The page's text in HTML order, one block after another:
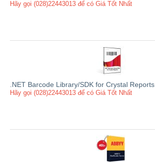
Hãy gọi (028)22443013 để có Giá Tốt Nhất
.NET Barcode Library/SDK for Crystal Reports
Hãy gọi (028)22443013 để có Giá Tốt Nhất